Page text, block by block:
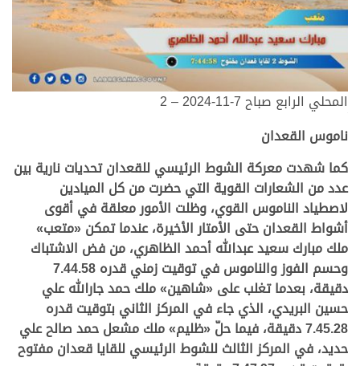
المحلي الرابع صباح 7-11-2024 – 2
ناموس القعدان
كما شهدت معركة الشوط الرئيسي للقعدان تحديات نارية بين
عدد من الشعارات القوية التي حضرت من كل الميادين
لاصطياد الناموس القوي، وظلت الأمور معلقة في أقوى
أشواط القعدان حتى الأمتار الأخيرة، عندما تمكن «متعب»
ملك مبارك سعيد عبدالله أحمد الظاهري، من فض الاشتباك
وحسم الفوز والناموس في توقيت زمني قدره 7.44.58
دقيقة، بعدما تغلب على «شاهين» ملك حمد جارالله علي
حسين البريدي، الذي جاء في المركز الثاني بتوقيت قدره
7.45.28 دقيقة، فيما حلّ «ظليم» ملك مشعل حمد صالح علي
حديد، في المركز الثالث للشوط الرئيسي للقايا قعدان مفتوح